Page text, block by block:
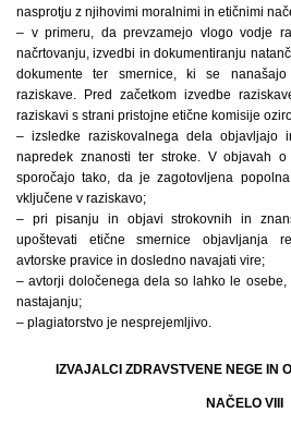
nasprotju z njihovimi moralnimi in etičnimi
– v primeru, da prevzamejo vlogo vodje
načrtovanju, izvedbi in dokumentiranju
dokumente ter smernice, ki se
raziskave. Pred začetkom izvedbe
raziskavi s strani pristojne etične komisije
– izsledke raziskovalnega dela
napredek znanosti ter stroke. V objavah o
sporočajo tako, da je zagotovljena
vključene v raziskavo;
– pri pisanju in objavi strokovnih in
upoštevati etične smernice objavljanja
avtorske pravice in dosledno navajati vire;
– avtorji določenega dela so lahko le
nastajanju;
– plagiatorstvo je nesprejemljivo.
IZVAJALCI ZDRAVSTVENE NEGE IN
NAČELO VIII